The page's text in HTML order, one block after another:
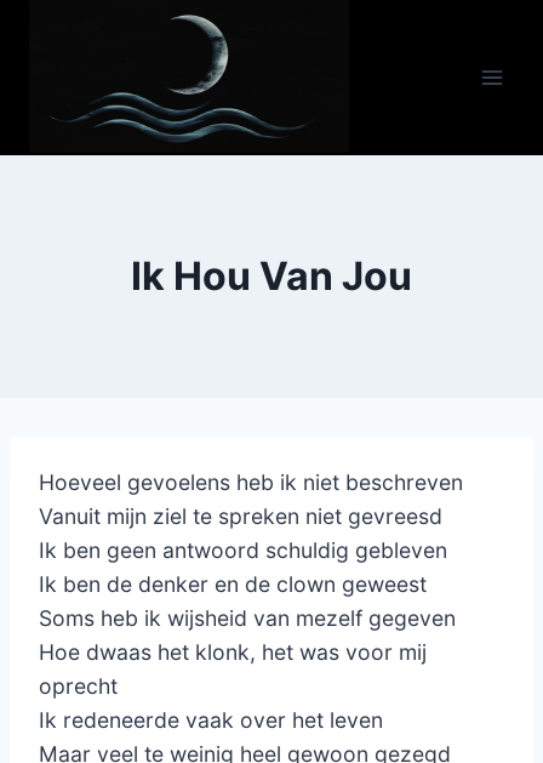
Ik Hou Van Jou
Hoeveel gevoelens heb ik niet beschreven
Vanuit mijn ziel te spreken niet gevreesd
Ik ben geen antwoord schuldig gebleven
Ik ben de denker en de clown geweest
Soms heb ik wijsheid van mezelf gegeven
Hoe dwaas het klonk, het was voor mij
oprecht
Ik redeneerde vaak over het leven
Maar veel te weinig heel gewoon gezegd